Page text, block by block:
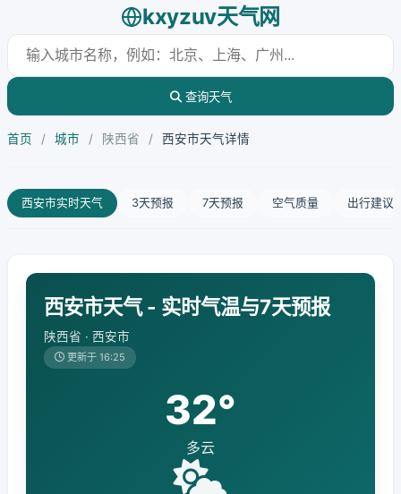
kxyzuv天气网
查询天气
首页 / 城市 / 陕西省 / 西安市天气详情
西安市实时天气 3天预报 7天预报 空气质量 出行建议
西安市天气 - 实时气温与7天预报
陕西省 · 西安市
更新于 16:25
32°
多云